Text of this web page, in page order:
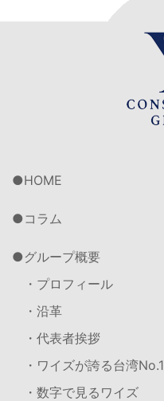
HOME
コラム
グループ概要
・プロフィール
・沿革
・代表者挨拶
・ワイズが誇る台湾No.1
・数字で見るワイズ